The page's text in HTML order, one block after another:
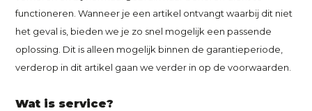
functioneren. Wanneer je een artikel ontvangt waarbij dit niet
het geval is, bieden we je zo snel mogelijk een passende
oplossing. Dit is alleen mogelijk binnen de garantieperiode,
verderop in dit artikel gaan we verder in op de voorwaarden.
Wat is service?